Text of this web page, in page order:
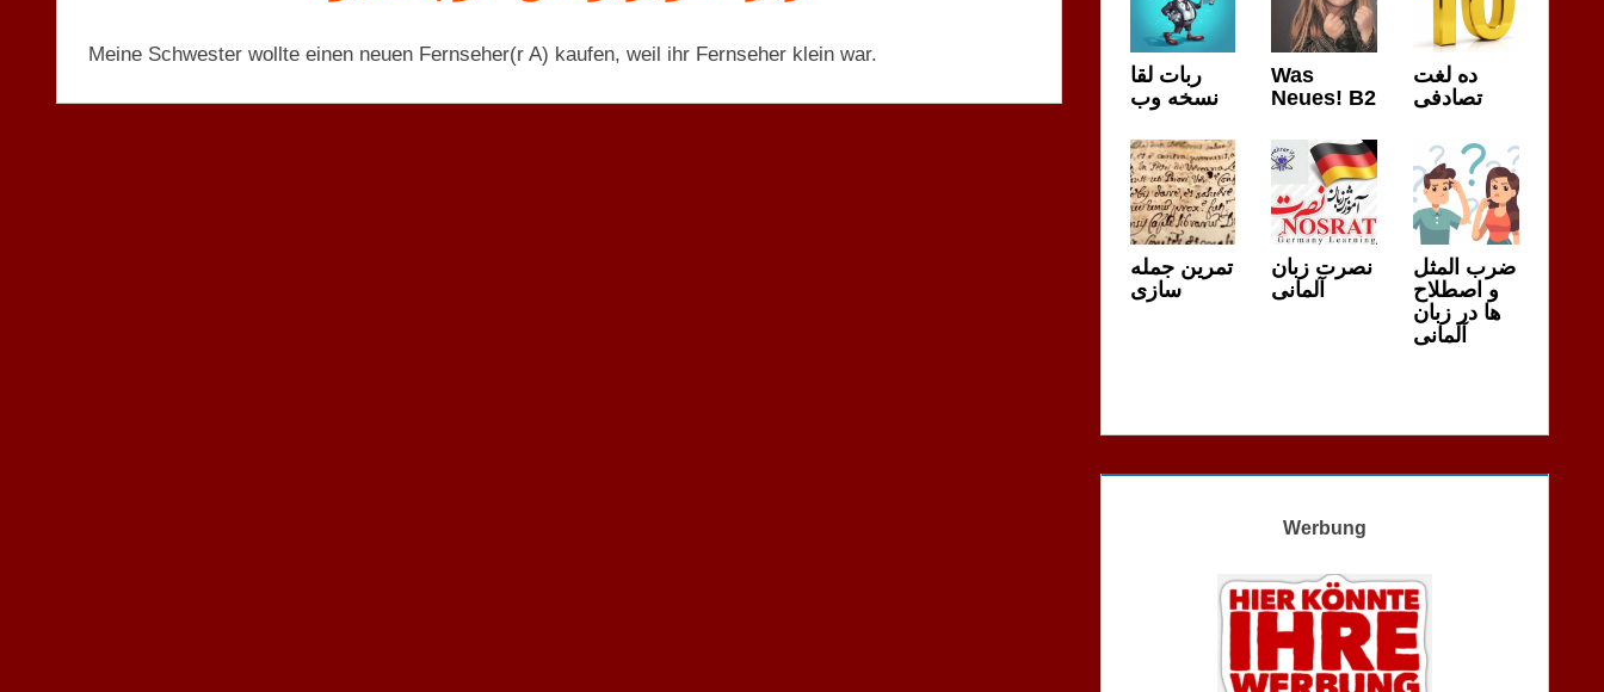
Meine Schwester wollte einen neuen Fernseher(r A) kaufen, weil ihr Fernseher klein war.
ربات لقا
نسخه وب
Was
Neues! B2
ده لغت
تصادفی
تمرین جمله
سازی
نصرت زبان
آلمانی
ضرب المثل
و اصطلاح
ها در زبان
آلمانی
Werbung